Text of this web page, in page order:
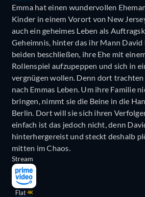
Emma hat einen wundervollen
Kinder in einem Vorort von New
auch ein geheimes Leben als
Geheimnis, hinter das ihr Mann David
beiden beschließen, ihre Ehe mit
Rollenspiel aufzupeppen und sich in
vergnügen wollen. Denn dort
nach Emmas Leben. Um ihre Familie
bringen, nimmt sie die Beine in die
Berlin. Dort will sie sich ihren
einfach ist das jedoch nicht, denn
hinterhergereist und steckt deshalb
mitten im Chaos.
Stream
Flat 4K